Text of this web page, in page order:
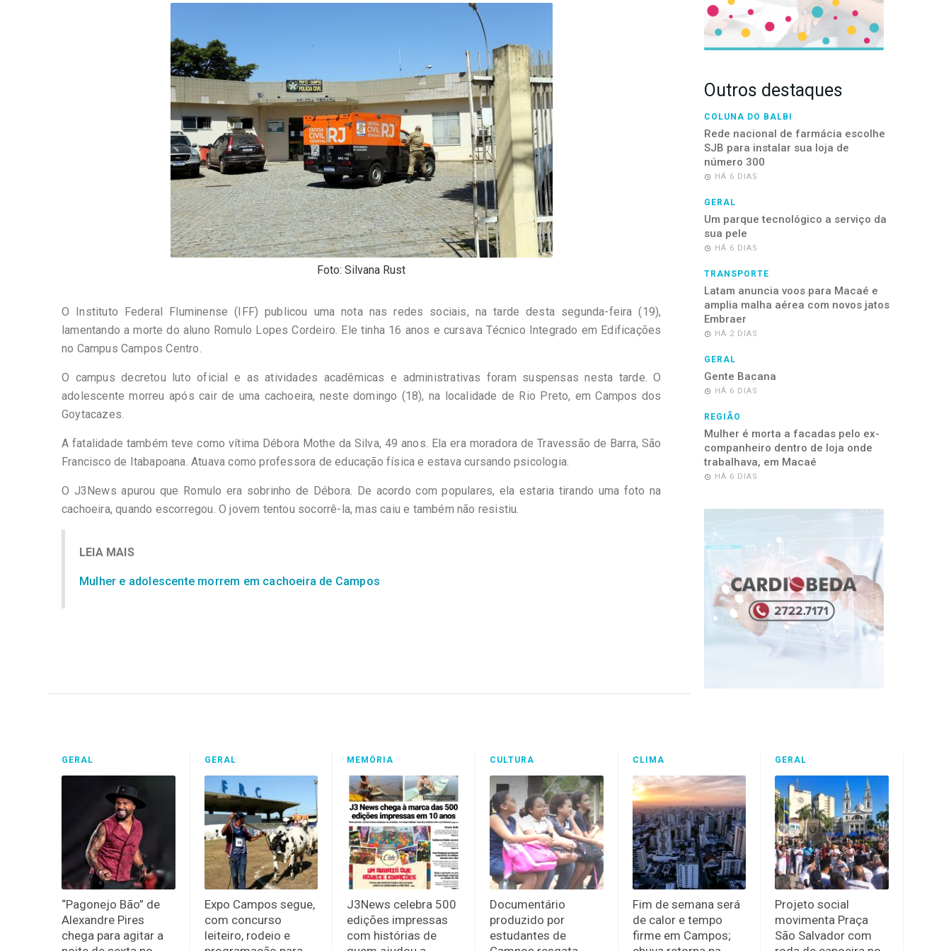
Foto: Silvana Rust
O Instituto Federal Fluminense (IFF) publicou uma nota nas redes sociais, na tarde desta segunda-feira (19),
lamentando a morte do aluno Romulo Lopes Cordeiro. Ele tinha 16 anos e cursava Técnico Integrado em Edificações
no Campus Campos Centro.
O campus decretou luto oficial e as atividades acadêmicas e administrativas foram suspensas nesta tarde. O
adolescente morreu após cair de uma cachoeira, neste domingo (18), na localidade de Rio Preto, em Campos dos
Goytacazes.
A fatalidade também teve como vítima Débora Mothe da Silva, 49 anos. Ela era moradora de Travessão de Barra, São
Francisco de Itabapoana. Atuava como professora de educação física e estava cursando psicologia.
O J3News apurou que Romulo era sobrinho de Débora. De acordo com populares, ela estaria tirando uma foto na
cachoeira, quando escorregou. O jovem tentou socorrê-la, mas caiu e também não resistiu.
LEIA MAIS
Mulher e adolescente morrem em cachoeira de Campos
Outros destaques
COLUNA DO BALBI
Rede nacional de farmácia escolhe
SJB para instalar sua loja de
número 300
HÁ 6 DIAS
GERAL
Um parque tecnológico a serviço da
sua pele
HÁ 6 DIAS
TRANSPORTE
Latam anuncia voos para Macaé e
amplia malha aérea com novos jatos
Embraer
HÁ 2 DIAS
GERAL
Gente Bacana
HÁ 6 DIAS
REGIÃO
Mulher é morta a facadas pelo ex-
companheiro dentro de loja onde
trabalhava, em Macaé
HÁ 6 DIAS
GERAL
“Pagonejo Bão” de
Alexandre Pires
chega para agitar a
GERAL
Expo Campos segue,
com concurso
leiteiro, rodeio e
MEMÓRIA
J3News celebra 500
edições impressas
com histórias de
CULTURA
Documentário
produzido por
estudantes de
CLIMA
Fim de semana será
de calor e tempo
firme em Campos;
GERAL
Projeto social
movimenta Praça
São Salvador com